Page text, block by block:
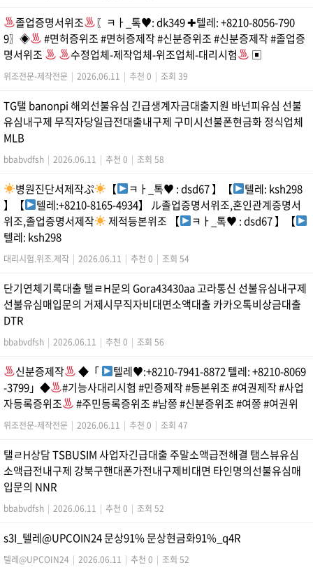
졸업증명서위조 〖ㅋㅏ_톡♥: dk349 ✚텔레: +8210-8056-790
9〗◈
#면허증위조 #면허증제작 #신분증위조 #신분증제작 #졸업증
명서위조
수정업체-제작업체-위조업체-대리시험 ▣
위조전문-제작전문 | 2026.06.11 | 추천 0 | 조회 39
TG탤 banonpi 해외선불유심 긴급생계자금대출지원 바넌피유심 선불
유심내구제 무직자당일급전대출내구제 구미시선불폰현금화 정식업체
MLB
bbabvdfsh | 2026.06.11 | 추천 0 | 조회 58
병원진단서제작ぷ 【 ㅋㅏ_톡♥ : dsd67 】【
텔레: ksh298
】【
텔레:+8210-8165-4934】 ル졸업증명서위조,혼인관계증명서
위조,졸업증명서제작
제적등본위조 【 ㅋㅏ_톡♥ : dsd67 】【
텔레: ksh298
대리시험.위조.제작 | 2026.06.11 | 추천 0 | 조회 54
단기연체기록대출 탤ㄹH문의 Gora43430aa 고라통신 선불유심내구제
선불유심매입문의 거제시무직자비대면소액대출 카카오톡비상금대출
DTR
bbabvdfsh | 2026.06.11 | 추천 0 | 조회 56
신분증제작 ◆「 텔레♥:+8210-7941-8872 텔레: +8210-8069
-3799」◆
#기능사대리시험 #민증제작 #등본위조 #여권제작 #사업
자등록증위조
#주민등록증위조 #남쯩 #신분증위조 #여쯩 #여권위
위조전문-제작전문 | 2026.06.11 | 추천 0 | 조회 47
탤ㄹH상담 TSBUSIM 사업자긴급대출 주말소액급전해결 탬스뷰유심
소액급전내구제 강북구핸대폰가전내구제비대면 타인명의선불유심매
입문의 NNR
bbabvdfsh | 2026.06.11 | 추천 0 | 조회 52
s3I_텔레@UPCOIN24 문상91% 문상현금화91%_q4R
텔레@UPCOIN24 | 2026.06.11 | 추천 0 | 조회 52